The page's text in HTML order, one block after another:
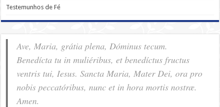
Testemunhos de Fé
Ave, Maria, grátia plena, Dóminus tecum.
Benedícta tu in muliéribus, et benedíctus fructus
ventris tui, Iesus. Sancta Maria, Mater Dei, ora pro
nobis pec­ca­tóribus, nunc et in hora mortis nostræ.
Amen.